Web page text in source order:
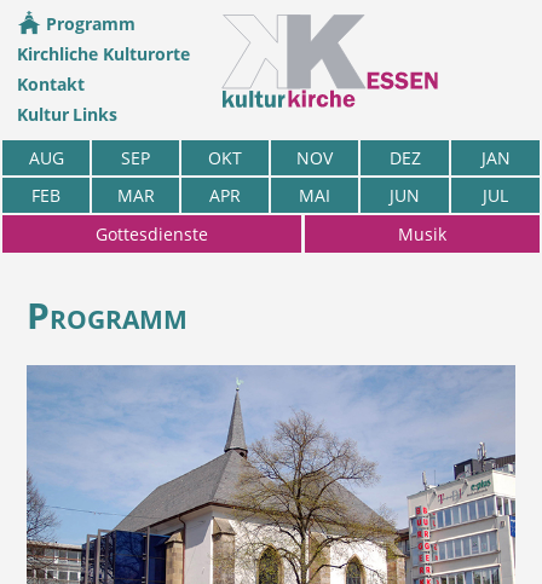
Programm
Kirchliche Kulturorte
Kontakt
Kultur Links
AUG
SEP OKT NOV DEZ
JAN
FEB
MAR APR MAI JUN
JUL
Gottesdienste
Musik
Programm